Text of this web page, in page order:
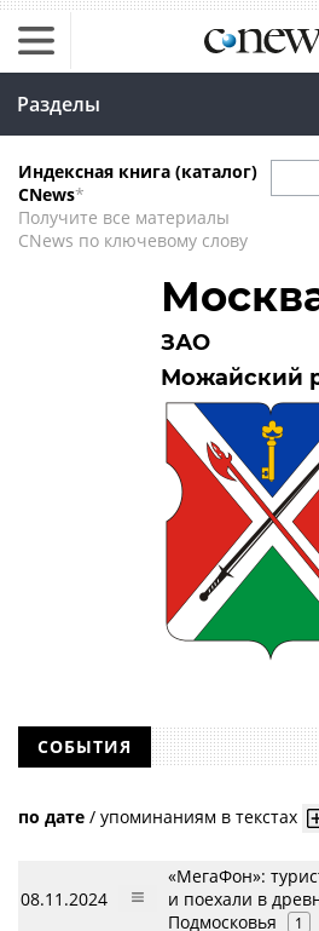
Разделы
Индексная книга (каталог)
CNews*
Получите все материалы
CNews по ключевому слову
ЗАО
Можайский
СОБЫТИЯ
по дате / упоминаниям в текстах
08.11.2024
«МегаФон»:
и поехали в
Подмосковья
1